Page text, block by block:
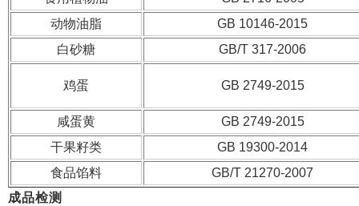
动物油脂
GB 10146-2015
白砂糖
GB/T 317-2006
鸡蛋 GB 2749-2015
咸蛋黄
GB 2749-2015
干果籽类
GB 19300-2014
食品馅料
GB/T 21270-2007
成品检测